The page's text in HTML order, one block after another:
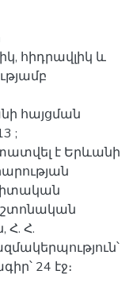
հիդրավլիկ և
հայցման
;
է Երևանի
Հ. Հ.
24 էջ։